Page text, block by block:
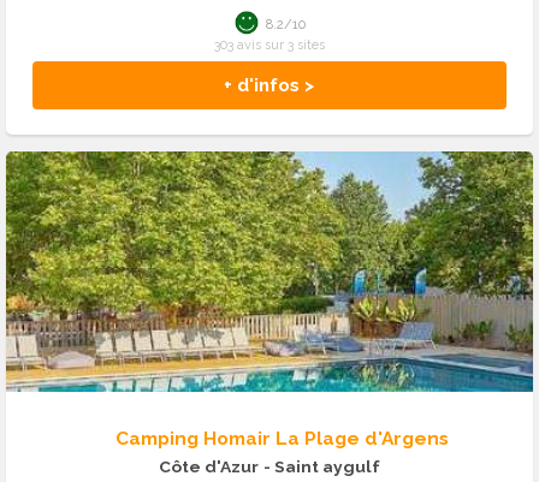
+ d'infos >
8.2/10
303 avis sur 3 sites
Camping Homair La Plage d'Argens
Côte d'Azur - Saint aygulf